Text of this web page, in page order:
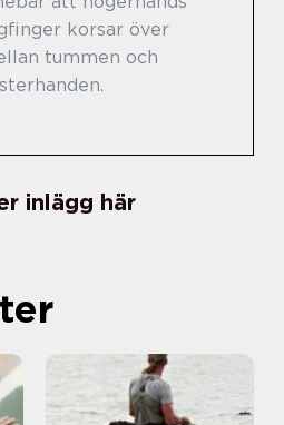
korsar över
tummen och
inlägg här